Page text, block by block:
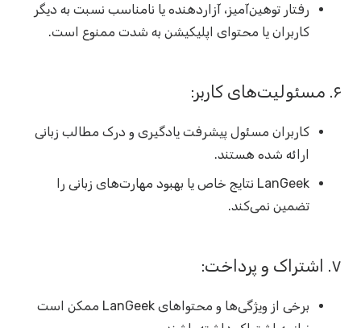
رفتار توهین‌آمیز، آزاردهنده یا نامناسب نسبت به دیگر
کاربران یا محتوای اپلیکیشن به شدت ممنوع است.
۶. مسئولیت‌های کاربر:
کاربران مسئول پیشرفت یادگیری و درک مطالب زبانی
ارائه شده هستند.
LanGeek نتایج خاص یا بهبود مهارت‌های زبانی را
تضمین نمی‌کند.
۷. اشتراک و پرداخت:
برخی از ویژگی‌ها و محتواهای LanGeek ممکن است